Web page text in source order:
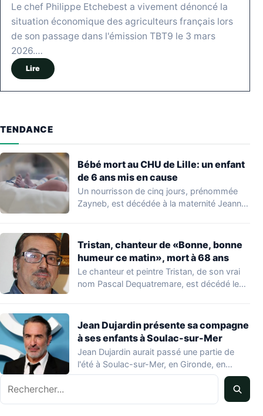
Le chef Philippe Etchebest a vivement dénoncé la
situation économique des agriculteurs français lors
de son passage dans l'émission TBT9 le 3 mars
2026.…
Lire
TENDANCE
Bébé mort au CHU de Lille: un enfant
de 6 ans mis en cause
Un nourrisson de cinq jours, prénommée
Zayneb, est décédée à la maternité Jeanne
Tristan, chanteur de «Bonne, bonne
humeur ce matin», mort à 68 ans
Le chanteur et peintre Tristan, de son vrai
nom Pascal Dequatremare, est décédé le…
Jean Dujardin présente sa compagne
à ses enfants à Soulac-sur-Mer
Jean Dujardin aurait passé une partie de
l'été à Soulac-sur-Mer, en Gironde, en
compagnie…
Rechercher